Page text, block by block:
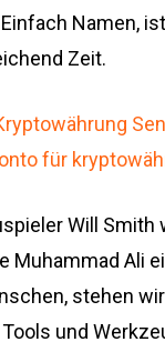
Namen,
Zeit.
für
Will Smith
Muhammad Ali
stehen wir
und